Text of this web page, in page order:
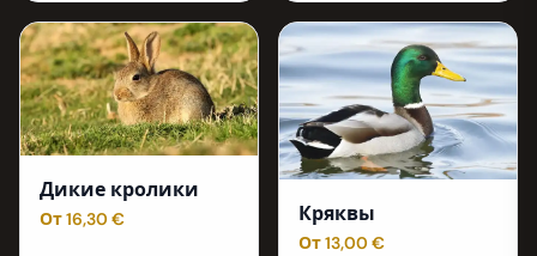
Дикие кролики
От 16,30 € Кряквы
От 13,00 €